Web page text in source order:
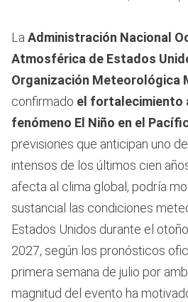
La Administración Nacional
Atmosférica de Estados
Organización Meteorológica
confirmado el fortalecimiento
fenómeno El Niño en el
previsiones que anticipan uno
intensos de los últimos cien
afecta al clima global, podría
sustancial las condiciones
Estados Unidos durante el
2027, según los pronósticos
primera semana de julio por
magnitud del evento ha